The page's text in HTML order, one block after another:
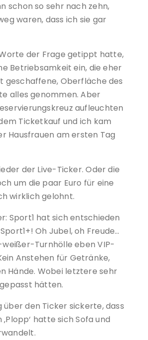
schon so sehr nach zehn,
waren, dass ich sie gar
der Frage getippt hatte,
Betriebsamkeit ein, die eher
geschaffene, Oberfläche des
alles genommen. Aber
aufleuchten
Ticketkauf und ich kam
Hausfrauen am ersten Tag
der Live-Ticker. Oder die
um die paar Euro für eine
wirklich gelohnt.
Sport1 hat sich entschieden
Oh Jubel, oh Freude…
Turnhölle eben VIP-
Anstehen für Getränke,
Hände. Wobei letztere sehr
hätten.
über den Ticker sickerte, dass
hatte sich Sofa und